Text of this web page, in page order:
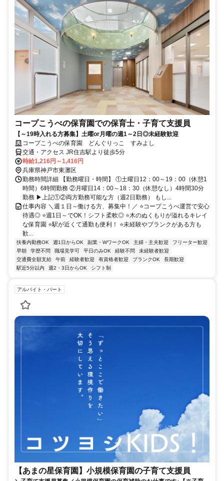
コープこうべの保育園での保育士・子育て支援員
【～19時入れる方募集】土曜or月曜の週1～2日◎未経験歓迎
コープこうべの保育園 どんぐりっこ すみよし
交通・アクセス JR住吉駅より徒歩5分
時給1,216円～1,416円
兵庫県神戸市東灘区
勤務時間詳細 【勤務曜日・時間】 ①土曜日12：00～19：00（休憩1
時間）6時間勤務 ②月曜日14：00～18：30（休憩なし）4時間30分
勤務 ▶上記①②両方勤務可能な方（週2日勤務） もし...
仕事内容 ＼週１日～働ける方、募集中！／ ⭐コープこうべ運営で安心
待遇◎ ⭐週1日～でOK！シフト柔軟◎ ⭐木のぬくもりが溢れるキレイ
な保育園 ⭐駅が近くて通勤も便利！ ⭐未経験やブランクがある方も
歓...
扶養内勤務OK 週1日からOK 副業・WワークOK 主婦・主夫歓迎
フリーター歓迎
早朝
学歴不問 職場見学可 平日のみOK 経験不問
未経験者歓迎
交通費全額支給
午前 経験者歓迎 有資格者歓迎 ブランクOK
長期歓迎
駅近5分以内
週2・3日からOK シフト制
アルバイト・パート
【あまの星保育園】小規模保育園の子育て支援員